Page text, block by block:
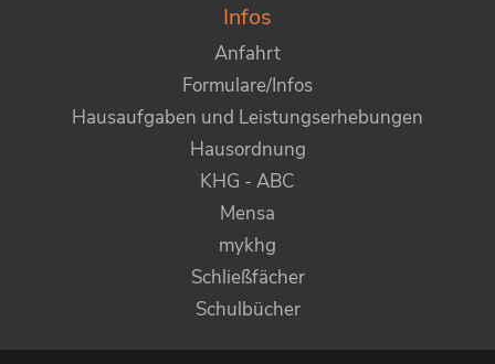
Infos
Anfahrt
Formulare/Infos
Hausaufgaben und Leistungserhebungen
Hausordnung
KHG - ABC
Mensa
mykhg
Schließfächer
Schulbücher